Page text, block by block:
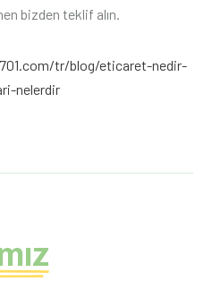
bizden teklif alın.
tr/blog/eticaret-nedir-
nelerdir